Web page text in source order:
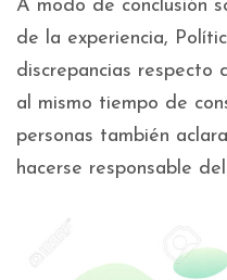
A modo de conclusión
de la experiencia,
discrepancias respecto
al mismo tiempo de
personas también
hacerse responsable